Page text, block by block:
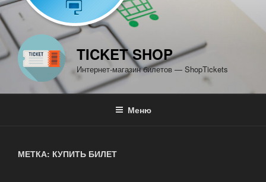
TICKET SHOP
Интернет-магазин билетов — ShopTickets
Меню
МЕТКА: КУПИТЬ БИЛЕТ